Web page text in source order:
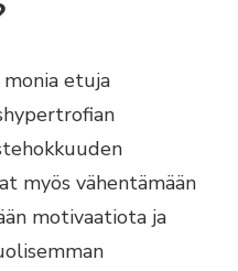
etuja
myös vähentämään
motivaatiota ja